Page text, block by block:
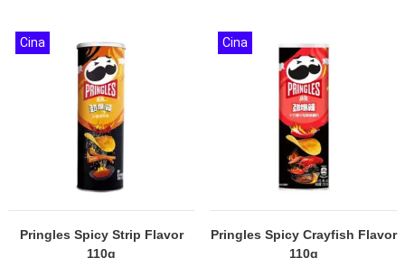
Pringles Spicy Strip Flavor
110g
Cina
Pringles Spicy Crayfish Flavor
110g
Cina